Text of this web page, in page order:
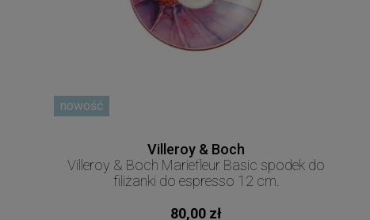
nowość
Villeroy & Boch
Villeroy & Boch Mariefleur Basic spodek do
filiżanki do espresso 12 cm.
80,00 zł